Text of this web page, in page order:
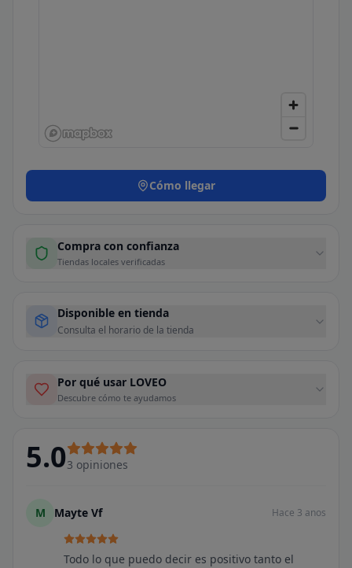
Cómo llegar
Compra con confianza
Tiendas locales verificadas
Disponible en tienda
Consulta el horario de la tienda
Por qué usar LOVEO
Descubre cómo te ayudamos
5.03 opiniones
M Mayte Vf Hace 3 anos
Todo lo que puedo decir es positivo tanto el